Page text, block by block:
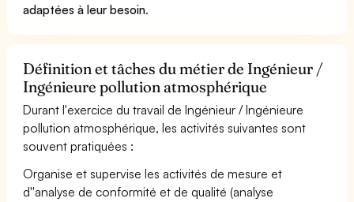
adaptées à leur besoin.
Définition et tâches du métier de Ingénieur /
Ingénieure pollution atmosphérique
Durant l'exercice du travail de Ingénieur / Ingénieure
pollution atmosphérique, les activités suivantes sont
souvent pratiquées :
Organise et supervise les activités de mesure et
d''analyse de conformité et de qualité (analyse